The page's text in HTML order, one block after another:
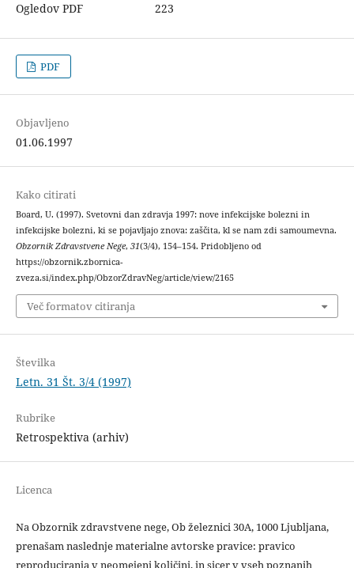
Ogledov PDF 223
PDF
Objavljeno
01.06.1997
Kako citirati
Board, U. (1997). Svetovni dan zdravja 1997: nove infekcijske bolezni in
infekcijske bolezni, ki se pojavljajo znova: zaščita, kl se nam zdi samoumevna.
Obzornik Zdravstvene Nege, 31(3/4), 154–154. Pridobljeno od
https://obzornik.zbornica-
zveza.si/index.php/ObzorZdravNeg/article/view/2165
Več formatov citiranja
Številka
Letn. 31 Št. 3/4 (1997)
Rubrike
Retrospektiva (arhiv)
Licenca
Na Obzornik zdravstvene nege, Ob železnici 30A, 1000 Ljubljana,
prenašam naslednje materialne avtorske pravice: pravico
reproduciranja v neomejeni količini, in sicer v vseh poznanih